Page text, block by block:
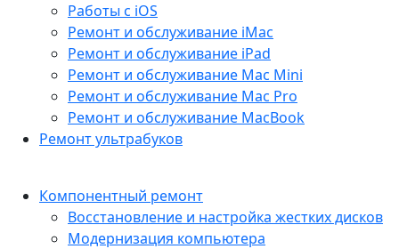
Работы с iOS
Ремонт и обслуживание iMac
Ремонт и обслуживание iPad
Ремонт и обслуживание Mac Mini
Ремонт и обслуживание Mac Pro
Ремонт и обслуживание MacBook
Ремонт ультрабуков
Компонентный ремонт
Восстановление и настройка жестких дисков
Модернизация компьютера